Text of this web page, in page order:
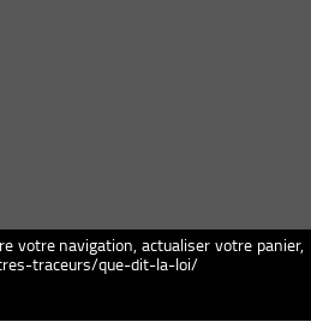
votre navigation, actualiser votre panier,
traceurs/que-dit-la-loi/